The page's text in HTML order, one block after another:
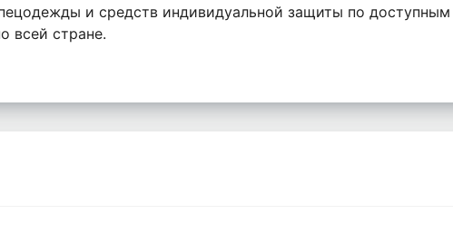
и средств индивидуальной защиты по
всей стране.